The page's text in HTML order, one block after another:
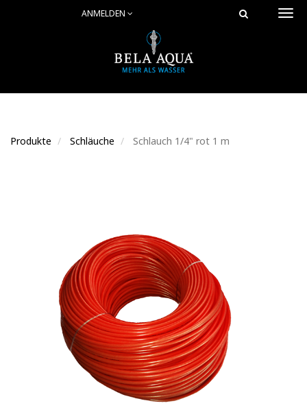
ANMELDEN
Produkte Schläuche Schlauch 1/4" rot 1 m